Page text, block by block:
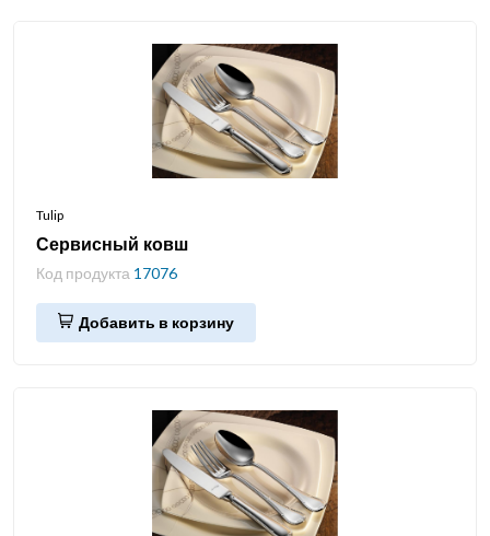
Tulip
Сервисный ковш
Код продукта 17076
Добавить в корзину